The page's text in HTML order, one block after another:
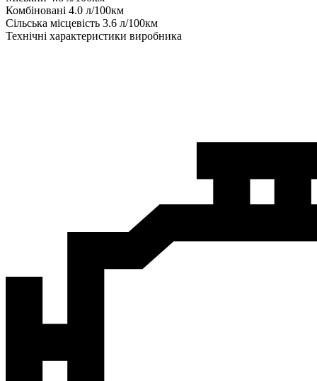
Комбіновані 4.0 л/100км
Сільська місцевість 3.6 л/100км
Технічні характеристики виробника